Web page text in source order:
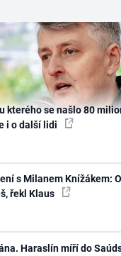
kterého se našlo 80
i o další lidi
s Milanem Knížákem:
řekl Klaus
Haraslín míří do